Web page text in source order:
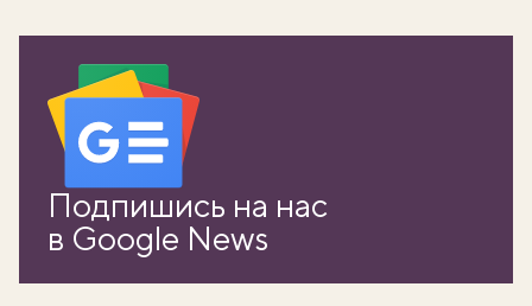
Подпишись на нас
в Google News